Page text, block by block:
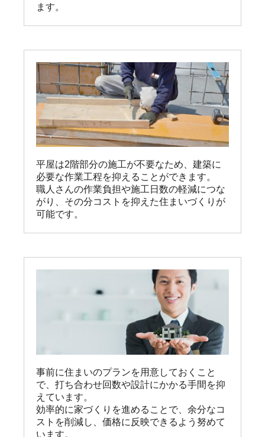
ます。
平屋は2階部分の施工が不要なため、建築に
必要な作業工程を抑えることができます。
職人さんの作業負担や施工日数の軽減につな
がり、その分コストを抑えた住まいづくりが
可能です。
事前に住まいのプランを用意しておくこと
で、打ち合わせ回数や設計にかかる手間を抑
えています。
効率的に家づくりを進めることで、余分なコ
ストを削減し、価格に反映できるよう努めて
います。